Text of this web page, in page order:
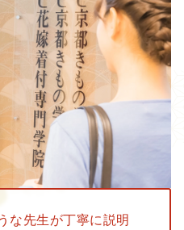
な先生が丁寧に説明